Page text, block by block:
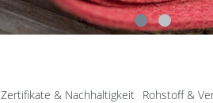
Zertifikate & Nachhaltigkeit Rohstoff &